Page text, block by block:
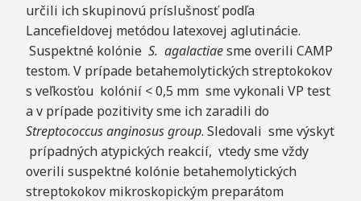
určili ich skupinovú príslušnosť podľa
Lancefieldovej metódou latexovej aglutinácie.
Suspektné kolónie S. agalactiaesme overili CAMP
testom. V prípade betahemolytických streptokokov
s veľkosťou kolónií < 0,5 mm sme vykonali VP test
a v prípade pozitivity sme ich zaradili do
Streptococcus anginosus group. Sledovali sme výskyt
prípadných atypických reakcií, vtedy sme vždy
overili suspektné kolónie betahemolytických
streptokokov mikroskopickým preparátom